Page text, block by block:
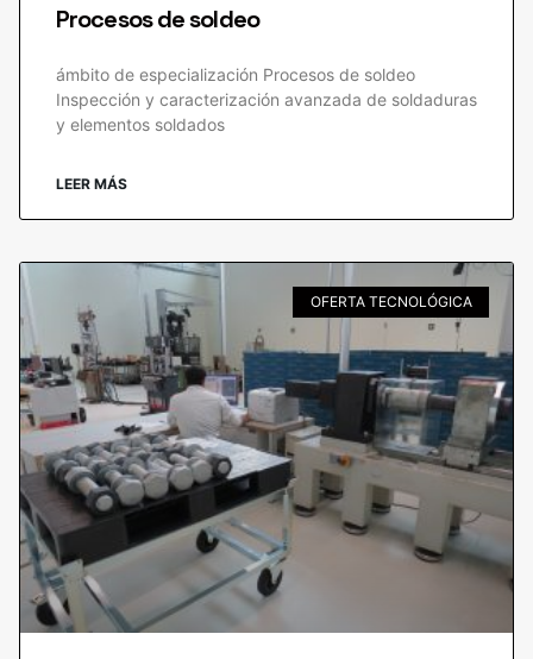
Procesos de soldeo
ámbito de especialización Procesos de soldeo
Inspección y caracterización avanzada de soldaduras
y elementos soldados
LEER MÁS
OFERTA TECNOLÓGICA